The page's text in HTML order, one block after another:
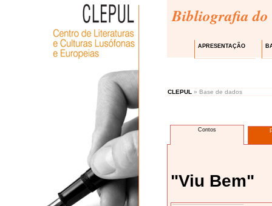
Bibliografia do
APRESENTAÇÃO
CLEPUL » Base de dados
Contos
"Viu Bem"